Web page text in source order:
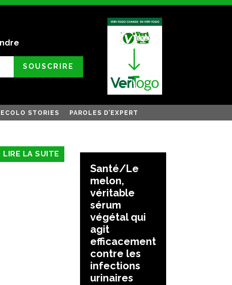
SOUSCRIRE
ECOLO STORIES PAROLES D’EXPERT
LIRE LA SUITE
Santé/Le
melon,
véritable
sérum
végétal qui
agit
efficacement
contre les
infections
urinaires